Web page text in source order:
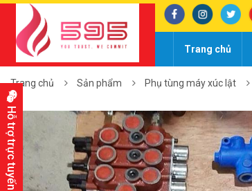
Trang chủ
Trang chủ Sản phẩm Phụ tùng máy xúc lật
Hỗ trợ trực tuyến